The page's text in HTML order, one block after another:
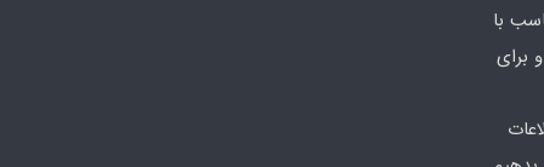
با
برای